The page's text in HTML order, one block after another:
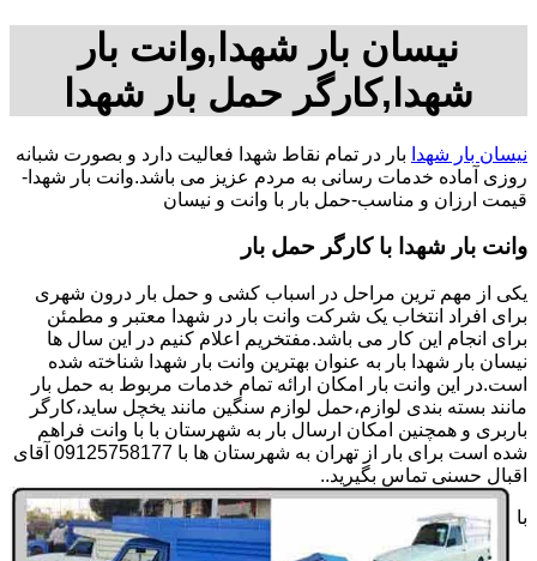
نیسان بار شهدا,وانت بار
شهدا,کارگر حمل بار شهدا
نیسان بار شهدا بار در تمام نقاط شهدا فعالیت دارد و بصورت شبانه
روزی آماده خدمات رسانی به مردم عزیز می باشد.وانت بار شهدا-
قیمت ارزان و مناسب-حمل بار با وانت و نیسان
وانت بار شهدا با کارگر حمل بار
یکی از مهم ترین مراحل در اسباب کشی و حمل بار درون شهری
برای افراد انتخاب یک شرکت وانت بار در شهدا معتبر و مطمئن
برای انجام این کار می باشد.مفتخریم اعلام کنیم در این سال ها
نیسان بار شهدا بار به عنوان بهترین وانت بار شهدا شناخته شده
است.در این وانت بار امکان ارائه تمام خدمات مربوط به حمل بار
مانند بسته بندی لوازم،حمل لوازم سنگین مانند یخچل ساید،کارگر
باربری و همچنین امکان ارسال بار به شهرستان با با وانت فراهم
شده است برای بار از تهران به شهرستان ها با 09125758177 آقای
اقبال حسنی تماس بگیرید..
با